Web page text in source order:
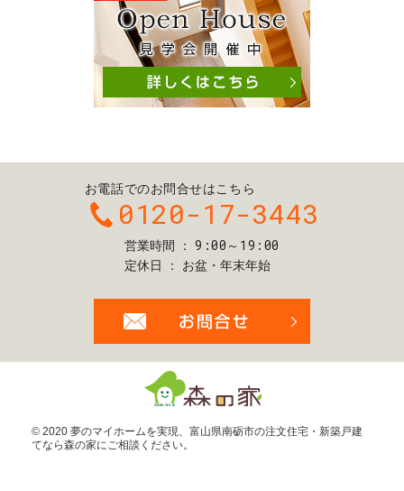
お電話でのお問合せはこちら
0120-17-3443
営業時間 9:00～19:00
定休日 お盆・年末年始
© 2020 夢のマイホームを実現、 富山県南砺市の注文住宅・新築戸建
てなら森の家にご相談ください。